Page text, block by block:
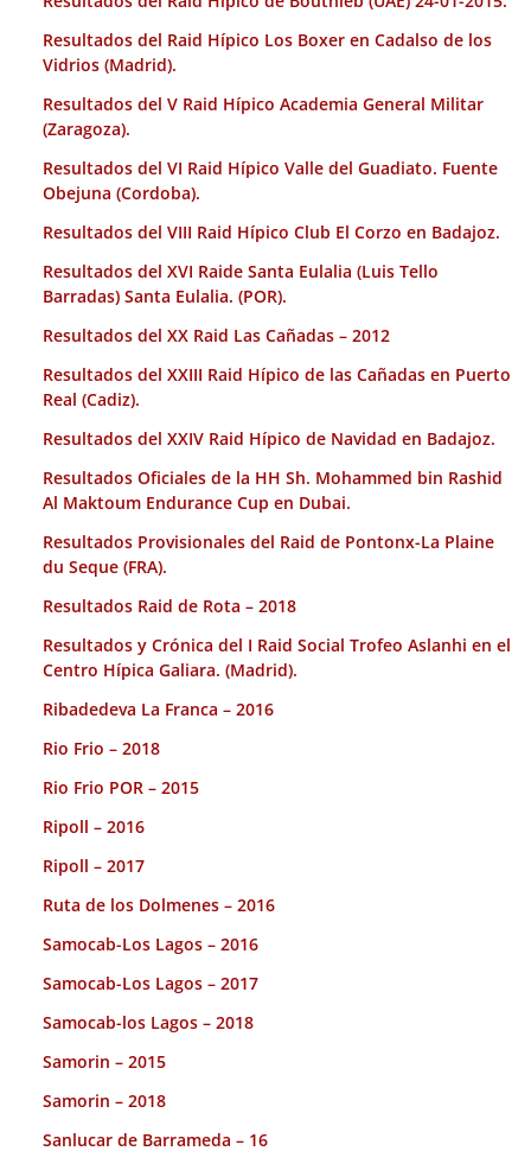
Resultados del Raid Hípico Los Boxer en Cadalso de los
Vidrios (Madrid).
Resultados del V Raid Hípico Academia General Militar
(Zaragoza).
Resultados del VI Raid Hípico Valle del Guadiato. Fuente
Obejuna (Cordoba).
Resultados del VIII Raid Hípico Club El Corzo en Badajoz.
Resultados del XVI Raide Santa Eulalia (Luis Tello
Barradas) Santa Eulalia. (POR).
Resultados del XX Raid Las Cañadas – 2012
Resultados del XXIII Raid Hípico de las Cañadas en Puerto
Real (Cadiz).
Resultados del XXIV Raid Hípico de Navidad en Badajoz.
Resultados Oficiales de la HH Sh. Mohammed bin Rashid
Al Maktoum Endurance Cup en Dubai.
Resultados Provisionales del Raid de Pontonx-La Plaine
du Seque (FRA).
Resultados Raid de Rota – 2018
Resultados y Crónica del I Raid Social Trofeo Aslanhi en el
Centro Hípica Galiara. (Madrid).
Ribadedeva La Franca – 2016
Rio Frio – 2018
Rio Frio POR – 2015
Ripoll – 2016
Ripoll – 2017
Ruta de los Dolmenes – 2016
Samocab-Los Lagos – 2016
Samocab-Los Lagos – 2017
Samocab-los Lagos – 2018
Samorin – 2015
Samorin – 2018
Sanlucar de Barrameda – 16